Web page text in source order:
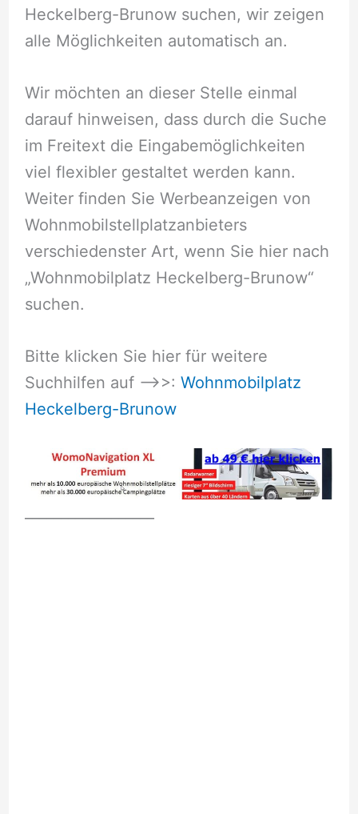
Heckelberg-Brunow suchen, wir zeigen
alle Möglichkeiten automatisch an.
Wir möchten an dieser Stelle einmal
darauf hinweisen, dass durch die Suche
im Freitext die Eingabemöglichkeiten
viel flexibler gestaltet werden kann.
Weiter finden Sie Werbeanzeigen von
Wohnmobilstellplatzanbieters
verschiedenster Art, wenn Sie hier nach
„Wohnmobilplatz Heckelberg-Brunow“
suchen.
Bitte klicken Sie hier für weitere
Suchhilfen auf –>>: Wohnmobilplatz
Heckelberg-Brunow